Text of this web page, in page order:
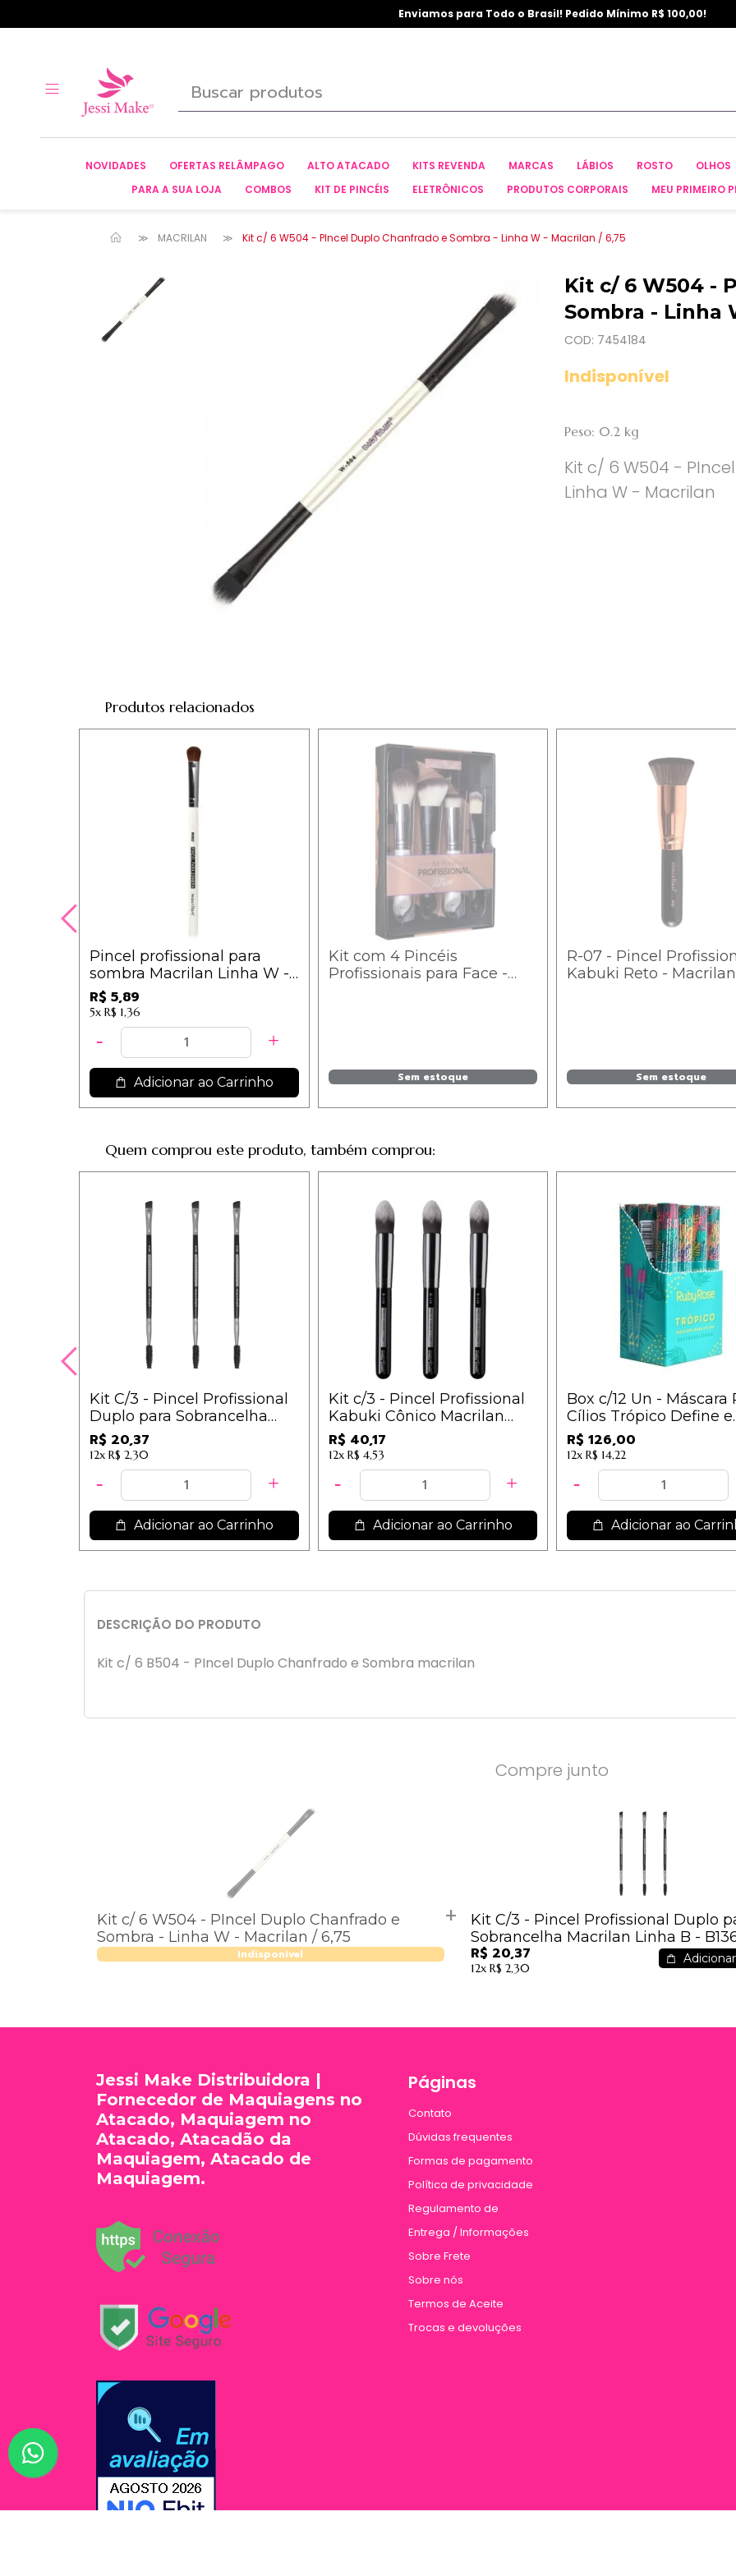
Enviamos para Todo o Brasil! Pedido Mínimo R$ 100,00!
NOVIDADES OFERTAS RELÂMPAGO ALTO ATACADO KITS REVENDA MARCAS LÁBIOS ROSTO OLHOS
PARA A SUA LOJA
COMBOS KIT DE PINCÉIS ELETRÔNICOS PRODUTOS CORPORAIS MEU PRIMEIRO
MACRILAN Kit c/ 6 W504 - PIncel Duplo Chanfrado e Sombra - Linha W - Macrilan / 6,75
Kit c/ 6 W504 -
Sombra - Linha
COD: 7454184
Indisponível
Peso: 0.2 kg
Kit c/ 6 W504 -
Linha W - Macrilan
Produtos relacionados
Pincel profissional para
sombra Macrilan Linha W -
W902
R$ 5,89
5x R$ 1,36
Adicionar ao Carrinho
Kit com 4 Pincéis
Profissionais para Face -
Sem estoque
R-07 - Pincel
Kabuki Reto -
Sem estoque
Quem comprou este produto, também comprou:
Kit C/3 - Pincel Profissional
Duplo para Sobrancelha
Macrilan Linha B - B136 /
6,79
R$ 20,37
12x R$ 2,30
Adicionar ao Carrinho
Kit c/3 - Pincel Profissional
Kabuki Cônico Macrilan
Linha B - B116 / 13,39
R$ 40,17
12x R$ 4,53
Adicionar ao Carrinho
Box c/12 Un - Máscara
Cílios Trópico Define e
Alonga - Ruby Rose -
500 - 10,50
R$ 126,00
12x R$ 14,22
Adicionar ao
DESCRIÇÃO DO PRODUTO
Kit c/ 6 B504 - PIncel Duplo Chanfrado e Sombra macrilan
Compre junto
Kit c/ 6 W504 - PIncel Duplo Chanfrado e
Sombra - Linha W - Macrilan / 6,75
Indisponível
Kit C/3 - Pincel Profissional Duplo
Sobrancelha Macrilan Linha B -
R$ 20,37
12x R$ 2,30
Páginas
Contato
Dúvidas frequentes
Formas de pagamento
Política de privacidade
Regulamento de
Entrega / Informações
Sobre Frete
Sobre nós
Termos de Aceite
Trocas e devoluções
Jessi Make Distribuidora |
Fornecedor de Maquiagens no
Atacado, Maquiagem no
Atacado, Atacadão da
Maquiagem, Atacado de
Maquiagem.